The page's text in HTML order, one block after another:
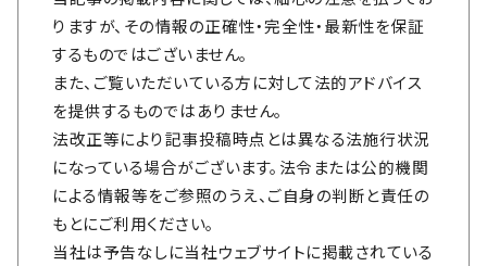
りますが、その情報の正確性・完全性・最新性を保証
するものではございません。
また、ご覧いただいている方に対して法的アドバイス
を提供するものではありません。
法改正等により記事投稿時点とは異なる法施行状況
になっている場合がございます。法令または公的機関
による情報等をご参照のうえ、ご自身の判断と責任の
もとにご利用ください。
当社は予告なしに当社ウェブサイトに掲載されている